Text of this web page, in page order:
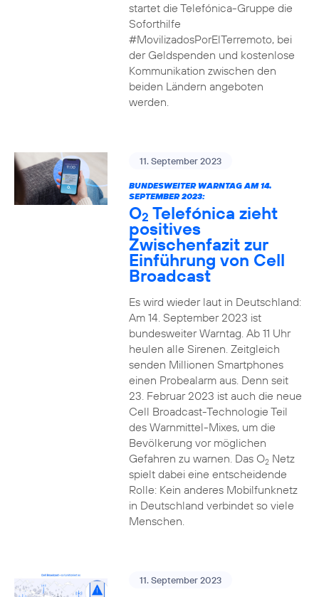
startet die Telefónica-Gruppe die
Soforthilfe
#MovilizadosPorElTerremoto, bei
der Geldspenden und kostenlose
Kommunikation zwischen den
beiden Ländern angeboten
werden.
11. September 2023
BUNDESWEITER WARNTAG AM 14.
SEPTEMBER 2023:
O2 Telefónica zieht
positives
Zwischenfazit zur
Einführung von Cell
Broadcast
Es wird wieder laut in Deutschland:
Am 14. September 2023 ist
bundesweiter Warntag. Ab 11 Uhr
heulen alle Sirenen. Zeitgleich
senden Millionen Smartphones
einen Probealarm aus. Denn seit
23. Februar 2023 ist auch die neue
Cell Broadcast-Technologie Teil
des Warnmittel-Mixes, um die
Bevölkerung vor möglichen
Gefahren zu warnen. Das O2Netz
spielt dabei eine entscheidende
Rolle: Kein anderes Mobilfunknetz
in Deutschland verbindet so viele
Menschen.
11. September 2023